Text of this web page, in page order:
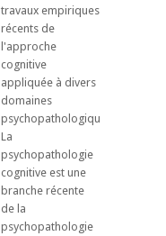
travaux empiriques
récents de
l'approche
cognitive
appliquée à divers
domaines
psychopathologiques.
La
psychopathologie
cognitive est une
branche récente
de la
psychopathologie